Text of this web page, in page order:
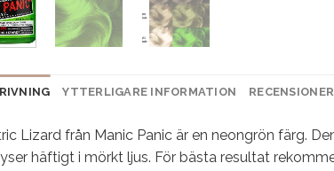
YTTERLIGARE INFORMATION
Lizard från Manic Panic är en neongrön färg.
häftigt i mörkt ljus. För bästa resultat